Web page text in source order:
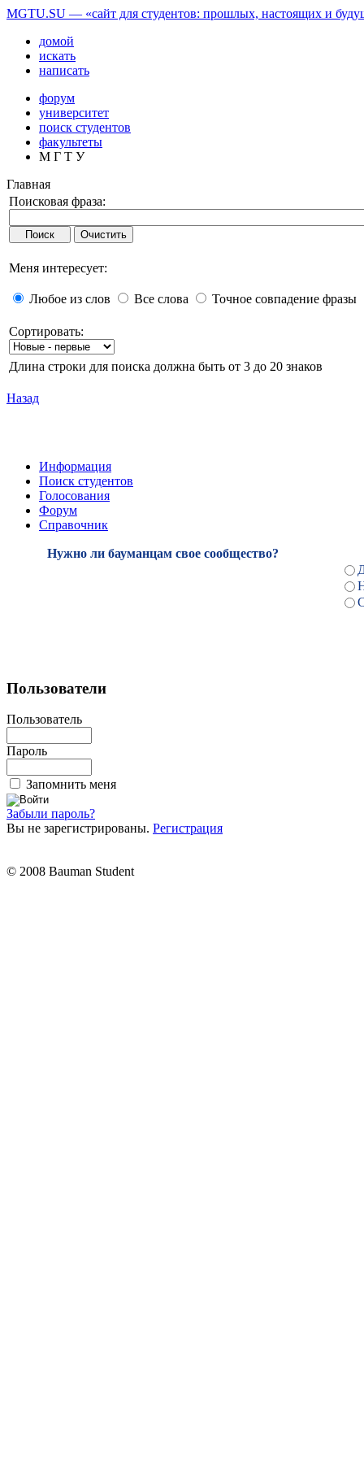
MGTU.SU — «сайт для студентов: прошлых, настоящих и
домой
искать
написать
форум
университет
поиск студентов
факультеты
М Г Т У
Главная
Поисковая фраза:
Меня интересует:
Любое из слов Все слова Точное совпадение фразы
Сортировать:
Длина строки для поиска должна быть от 3 до 20 знаков
Назад
Информация
Поиск студентов
Голосования
Форум
Справочник
Нужно ли бауманцам свое сообщество?
Пользователи
Пользователь
Пароль
Запомнить меня
Забыли пароль?
Вы не зарегистрированы. Регистрация
© 2008 Bauman Student